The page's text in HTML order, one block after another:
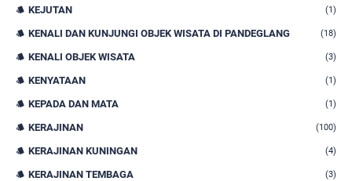
KEJUTAN (1)
KENALI DAN KUNJUNGI OBJEK WISATA DI PANDEGLANG (18)
KENALI OBJEK WISATA (3)
KENYATAAN (1)
KEPADA DAN MATA (1)
KERAJINAN (100)
KERAJINAN KUNINGAN (4)
KERAJINAN TEMBAGA (3)